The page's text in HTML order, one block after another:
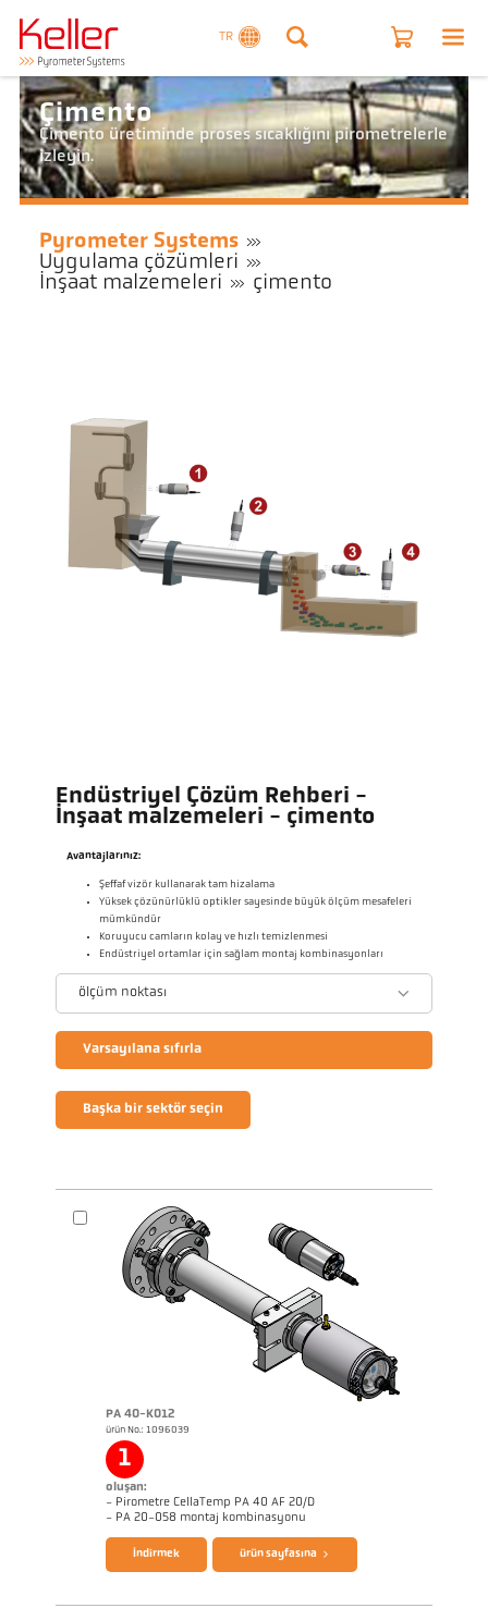
TR
Çimento
Çimento üretiminde proses sıcaklığını pirometrelerle
izleyin.
Pyrometer Systems
Uygulama çözümleri
İnşaat malzemeleri
çimento
Endüstriyel Çözüm Rehberi -
İnşaat malzemeleri - çimento
Avantajlarınız:
Şeffaf vizör kullanarak tam hizalama
Yüksek çözünürlüklü optikler sayesinde büyük ölçüm mesafeleri
mümkündür
Koruyucu camların kolay ve hızlı temizlenmesi
Endüstriyel ortamlar için sağlam montaj kombinasyonları
ölçüm noktası
Varsayılana sıfırla
Başka bir sektör seçin
PA 40-K012
ürün No.: 1096039
1
oluşan:
- Pirometre CellaTemp PA 40 AF 20/D
- PA 20-058 montaj kombinasyonu
broşür CellaTemp PA Questionnaire Radiation Pyrometers
İndirmek ürün sayfasına